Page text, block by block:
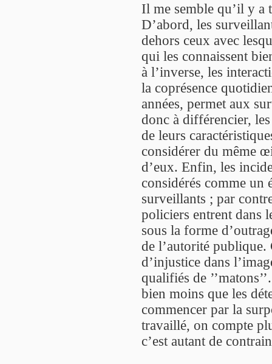
Il me semble qu’il y a
D’abord, les
dehors ceux avec
qui les connaissent
à l’inverse, les
la coprésence
années, permet aux
donc à différencier,
de leurs
considérer du même
d’eux. Enfin, les
considérés comme un
surveillants ; par
policiers entrent dans
sous la forme
de l’autorité publique.
d’injustice dans
qualifiés de
bien moins que les
commencer par la
travaillé, on compte
c’est autant de